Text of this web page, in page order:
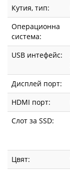
Кутия, тип:
Операционна
система:
USB интефейс:
Дисплей порт:
HDMI порт:
Слот за SSD:
Цвят: